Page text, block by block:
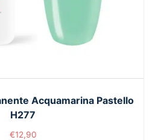
Acquamarina Pastello
H277
€12,90